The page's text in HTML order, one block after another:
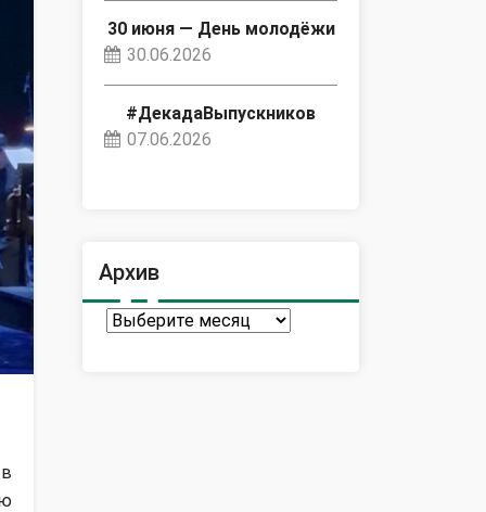
30 июня — День молодёжи
30.06.2026
#ДекадаВыпускников
07.06.2026
Архив
Архив